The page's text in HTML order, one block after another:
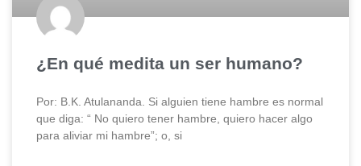
¿En qué medita un ser humano?
Por: B.K. Atulananda. Si alguien tiene hambre es normal
que diga: “ No quiero tener hambre, quiero hacer algo
para aliviar mi hambre”; o, si